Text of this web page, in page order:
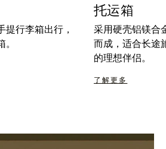
提行李箱出行，
托运箱
采用硬壳铝镁合
而成，适合长途
的理想伴侣。
了解更多